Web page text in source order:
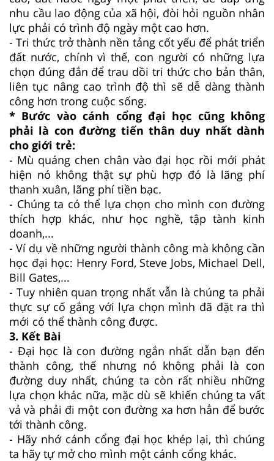
nhu cầu lao động của xã hội, đòi hỏi nguồn nhân
lực phải có trình độ ngày một cao hơn.
- Tri thức trở thành nền tảng cốt yếu để phát triển
đất nước, chính vì thế, con người có những lựa
chọn đúng đắn để trau dồi tri thức cho bản thân,
liên tục nâng cao trình độ thì sẽ dễ dàng thành
công hơn trong cuộc sống.
* Bước vào cánh cổng đại học cũng không
phải là con đường tiến thân duy nhất dành
cho giới trẻ:
- Mù quáng chen chân vào đại học rồi mới phát
hiện nó không thật sự phù hợp đó là lãng phí
thanh xuân, lãng phí tiền bạc.
- Chúng ta có thể lựa chọn cho mình con đường
thích hợp khác, như học nghề, tập tành kinh
doanh,...
- Ví dụ về những người thành công mà không cần
học đại học: Henry Ford, Steve Jobs, Michael Dell,
Bill Gates,...
- Tuy nhiên quan trọng nhất vẫn là chúng ta phải
thực sự cố gắng với lựa chọn mình đã đặt ra thì
mới có thể thành công được.
3. Kết Bài
- Đại học là con đường ngắn nhất dẫn bạn đến
thành công, thế nhưng nó không phải là con
đường duy nhất, chúng ta còn rất nhiều những
lựa chọn khác nữa, mặc dù sẽ khiến chúng ta vất
vả và phải đi một con đường xa hơn hẳn để bước
tới thành công.
- Hãy nhớ cánh cổng đại học khép lại, thì chúng
ta hãy tự mở cho mình một cánh cổng khác.